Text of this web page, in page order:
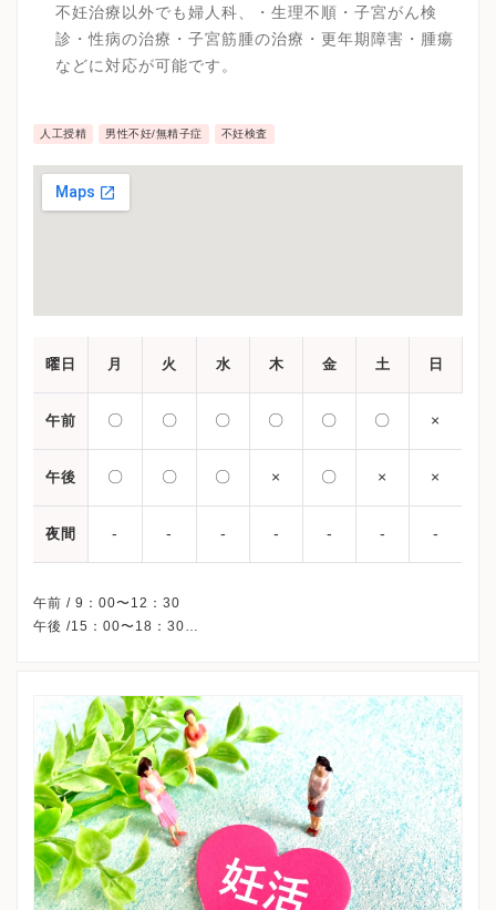
不妊治療以外でも婦人科、・生理不順・子宮がん検
診・性病の治療・子宮筋腫の治療・更年期障害・腫瘍
などに対応が可能です。
人工授精 男性不妊/無精子症 不妊検査
曜日 月 火 水 木 金 土 日
午前 〇 〇 〇 〇 〇 〇 ×
午後 〇 〇 〇 × 〇 × ×
夜間 - - - - - - -
午前 / 9：00〜12：30
午後 /15：00〜18：30
※詳細はクリニックHPを確認、または直接お問い合わせくださ